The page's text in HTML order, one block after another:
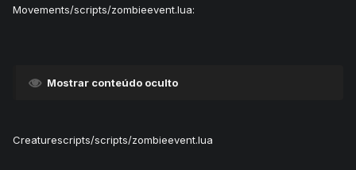
Movements/scripts/zombieevent.lua:
Mostrar conteúdo oculto
Creaturescripts/scripts/zombieevent.lua